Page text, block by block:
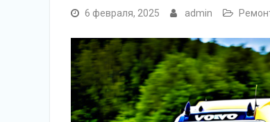
6 февраля, 2025 admin